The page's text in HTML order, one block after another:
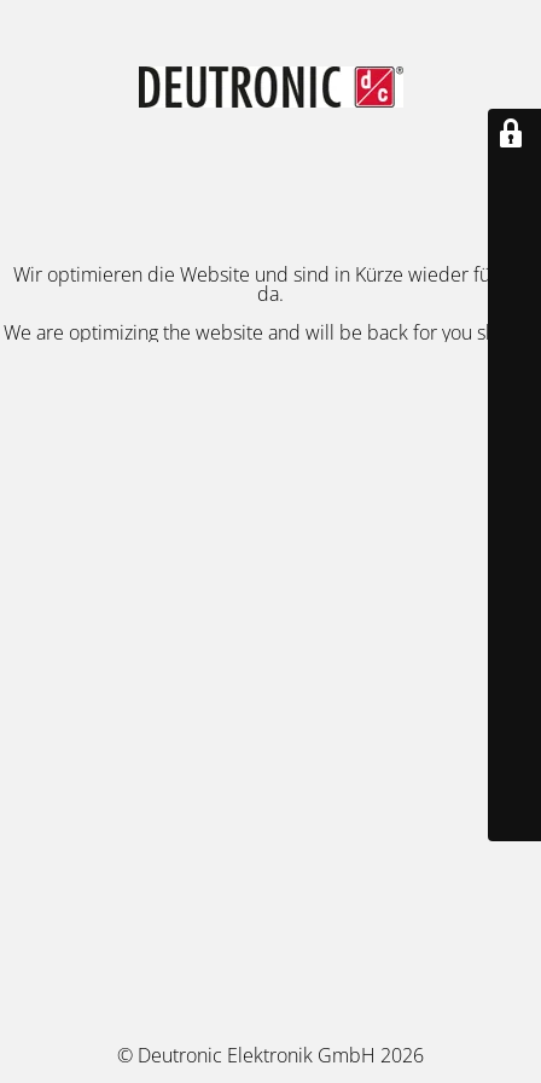
Wir optimieren die Website und sind in Kürze wieder für Sie
da.
We are optimizing the website and will be back for you shortly.
© Deutronic Elektronik GmbH 2026